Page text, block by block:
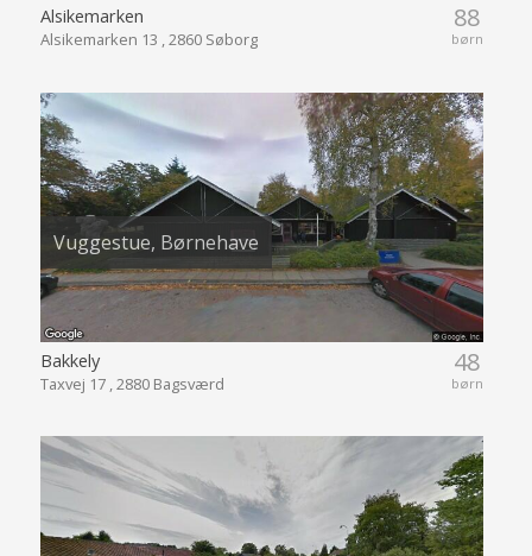
88
børn
Alsikemarken
Alsikemarken 13 , 2860 Søborg
Vuggestue, Børnehave
48
børn
Bakkely
Taxvej 17 , 2880 Bagsværd